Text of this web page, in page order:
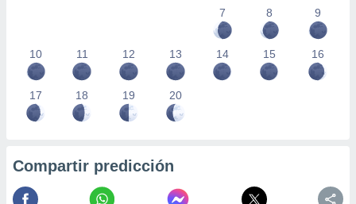
7
8 9
10 11 12 13 14 15 16
17 18 19 20
Compartir predicción